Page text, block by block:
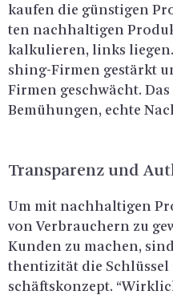
kau­fen die güns­ti­gen
ten nach­hal­ti­gen
kal­ku­lie­ren, links
shing-Fir­men ge­stärkt
Fir­men ge­schwächt.
Be­mü­hun­gen, echte
Trans­pa­renz und
Um mit nach­hal­ti­gen
von Ver­brau­chern zu
Kun­den zu ma­chen,
then­ti­zi­tät die
schäfts­kon­zept.